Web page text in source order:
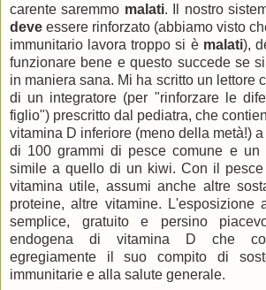
carente saremmo malati. Il nostro
deve essere rinforzato (abbiamo visto
immunitario lavora troppo si è malati),
funzionare bene e questo succede se
in maniera sana. Mi ha scritto un lettore
di un integratore (per "rinforzare le
figlio") prescritto dal pediatra, che
vitamina D inferiore (meno della metà!)
di 100 grammi di pesce comune e un
simile a quello di un kiwi. Con il
vitamina utile, assumi anche altre
proteine, altre vitamine. L'esposizione
semplice, gratuito e persino
endogena di vitamina D che
egregiamente il suo compito di
immunitarie e alla salute generale.